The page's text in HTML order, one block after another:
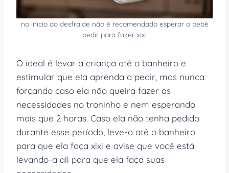
no início do desfralde não é recomendado esperar o bebê
pedir para fazer xixi
O ideal é levar a criança até o banheiro e
estimular que ela aprenda a pedir, mas nunca
forçando caso ela não queira fazer as
necessidades no troninho e nem esperando
mais que 2 horas. Caso ela não tenha pedido
durante esse período, leve-a até o banheiro
para que ela faça xixi e avise que você está
levando-a ali para que ela faça suas